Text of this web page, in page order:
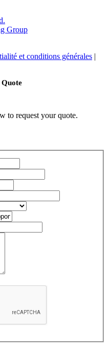
Group
et conditions générales |
Quote
to request your quote.